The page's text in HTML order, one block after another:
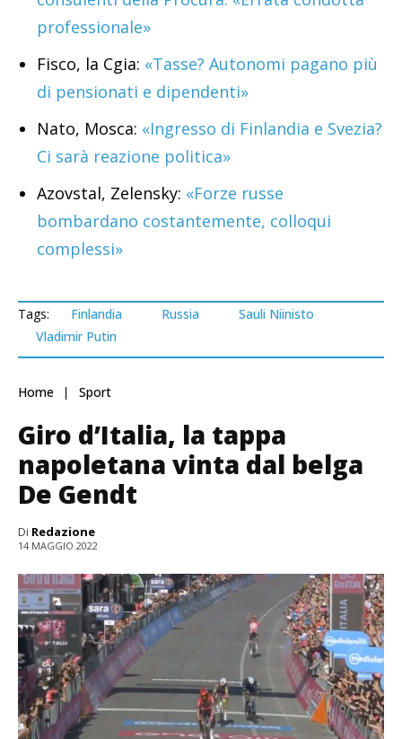
professionale»
Fisco, la Cgia: «Tasse? Autonomi pagano più
di pensionati e dipendenti»
Nato, Mosca: «Ingresso di Finlandia e Svezia?
Ci sarà reazione politica»
Azovstal, Zelensky: «Forze russe
bombardano costantemente, colloqui
complessi»
Tags: Finlandia Russia
Sauli Niinisto
Vladimir Putin
Home Sport
Giro d’Italia, la tappa
napoletana vinta dal belga
De Gendt
Di Redazione
14 MAGGIO 2022